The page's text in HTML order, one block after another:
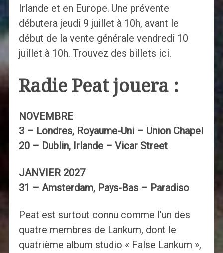
Irlande et en Europe. Une prévente
débutera jeudi 9 juillet à 10h, avant le
début de la vente générale vendredi 10
juillet à 10h. Trouvez des billets ici.
Radie Peat jouera :
NOVEMBRE
3 – Londres, Royaume-Uni – Union Chapel
20 – Dublin, Irlande – Vicar Street
JANVIER 2027
31 – Amsterdam, Pays-Bas – Paradiso
Peat est surtout connu comme l'un des
quatre membres de Lankum, dont le
quatrième album studio « False Lankum »,